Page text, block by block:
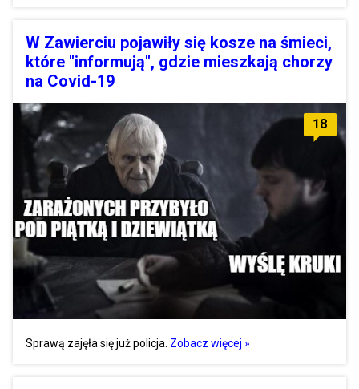
W Zawierciu pojawiły się kosze na śmieci,
które "informują", gdzie mieszkają chorzy
na Covid-19
18
Sprawą zajęła się już policja. Zobacz więcej »